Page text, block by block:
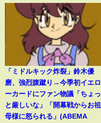
「ミドルキック炸裂」鈴木優
磨、強烈腹蹴り→今季初イエロ
ーカードにファン物議「ちょっ
と厳しいな」「開幕戦からお祖
母様に怒られる」(ABEMA